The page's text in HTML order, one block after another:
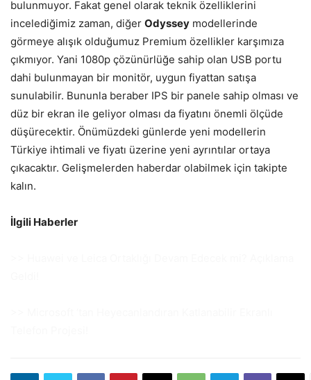
bulunmuyor. Fakat genel olarak teknik özelliklerini
incelediğimiz zaman, diğer Odyssey modellerinde
görmeye alışık olduğumuz Premium özellikler karşımıza
çıkmıyor. Yani 1080p çözünürlüğe sahip olan USB portu
dahi bulunmayan bir monitör, uygun fiyattan satışa
sunulabilir. Bununla beraber IPS bir panele sahip olması ve
düz bir ekran ile geliyor olması da fiyatını önemli ölçüde
düşürecektir. Önümüzdeki günlerde yeni modellerin
Türkiye ihtimali ve fiyatı üzerine yeni ayrıntılar ortaya
çıkacaktır. Gelişmelerden haberdar olabilmek için takipte
kalın.
İlgili Haberler